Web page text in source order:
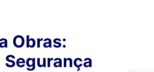
Obras:
Segurança